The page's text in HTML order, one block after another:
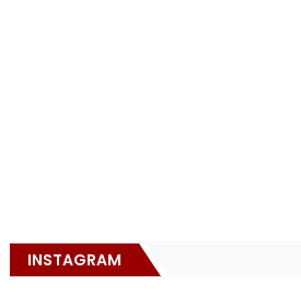
INSTAGRAM